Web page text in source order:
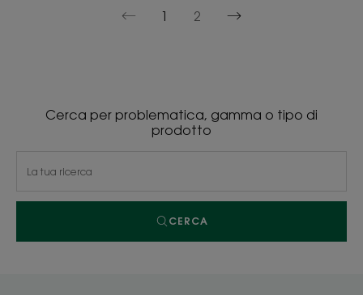
Pagina
1 2
Pagina
Cerca per problematica, gamma o tipo di
prodotto
CERCA